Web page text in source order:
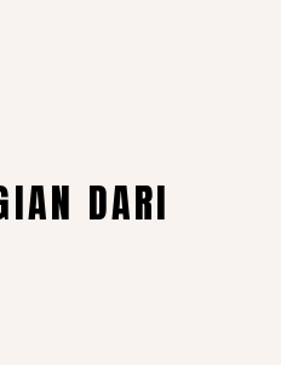
DARI